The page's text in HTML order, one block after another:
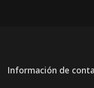
Información de